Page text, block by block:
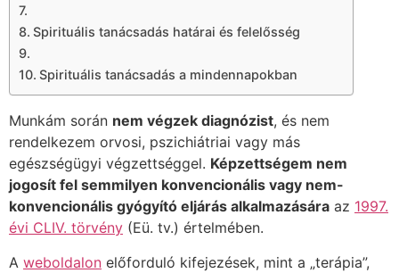
Spirituális tanácsadás határai és felelősség
Spirituális tanácsadás a mindennapokban
Munkám során nem végzek diagnózist, és nem
rendelkezem orvosi, pszichiátriai vagy más
egészségügyi végzettséggel. Képzettségem nem
jogosít fel semmilyen konvencionális vagy nem-
konvencionális gyógyító eljárás alkalmazására az 1997.
évi CLIV. törvény (Eü. tv.) értelmében.
A weboldalon előforduló kifejezések, mint a „terápia”,